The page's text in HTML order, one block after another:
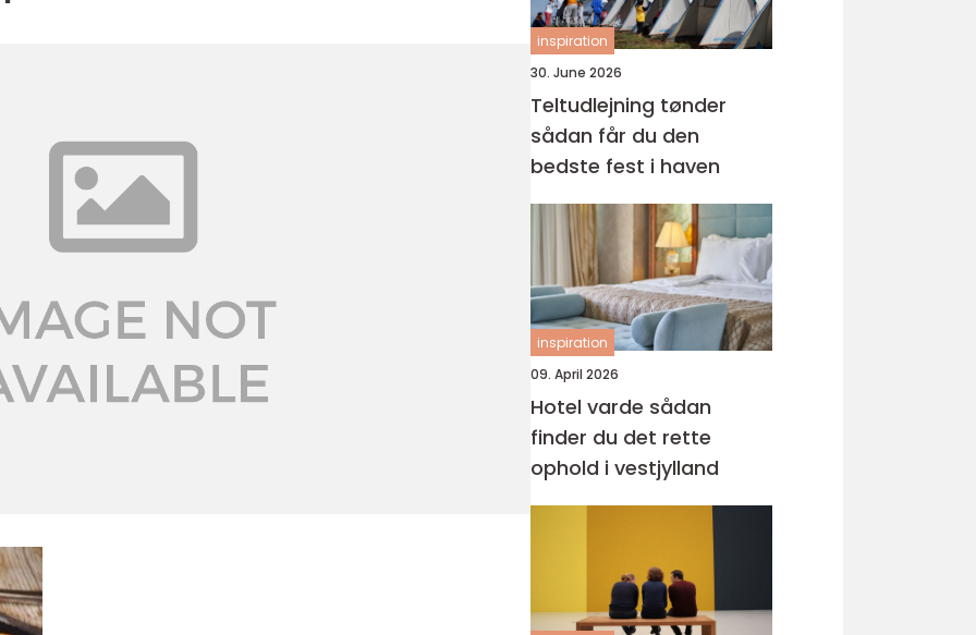
inspiration
30. June 2026
Teltudlejning tønder
sådan får du den
bedste fest i haven
inspiration
09. April 2026
Hotel varde sådan
finder du det rette
ophold i vestjylland